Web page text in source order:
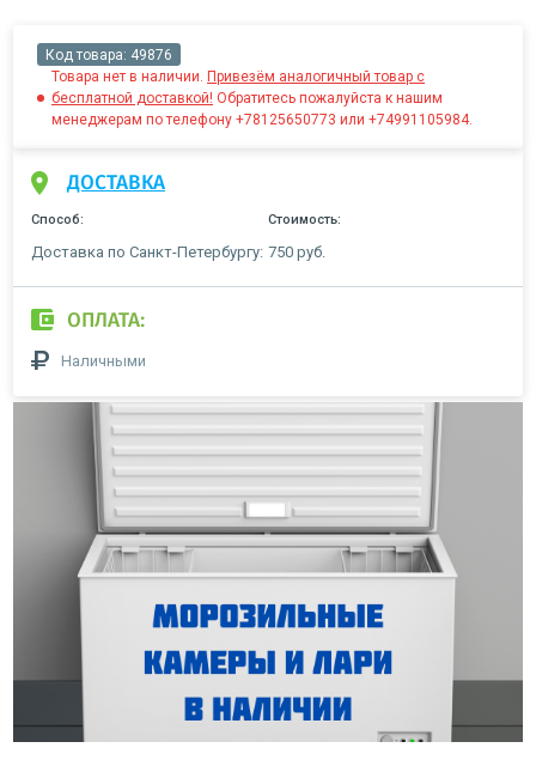
Код товара: 49876
Товара нет в наличии. Привезём аналогичный товар с
бесплатной доставкой! Обратитесь пожалуйста к нашим
менеджерам по телефону +78125650773 или +74991105984.
ДОСТАВКА
Способ: Стоимость:
Доставка по Санкт-Петербургу: 750 руб.
ОПЛАТА:
Наличными